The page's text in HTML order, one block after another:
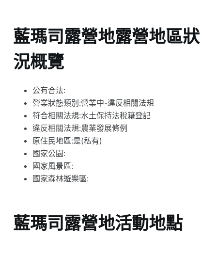
藍瑪司露營地露營地區狀
況概覽
公有合法:
營業狀態類別:營業中-違反相關法規
符合相關法規:水土保持法稅籍登記
違反相關法規:農業發展條例
原住民地區:是(私有)
國家公園:
國家風景區:
國家森林遊樂區:
藍瑪司露營地活動地點